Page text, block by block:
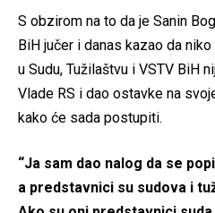
S obzirom na to da je Sanin
BiH jučer i danas kazao da
u Sudu, Tužilaštvu i VSTV BiH
Vlade RS i dao ostavke na
kako će sada postupiti.
“Ja sam dao nalog da se
a predstavnici su sudova i